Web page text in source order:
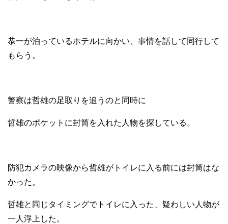
恭一が泊っているホテルに向かい、事情を話して同行して
もらう。
警察は哲雄の足取りを追うのと同時に
哲雄のポケットに封筒を入れた人物を探している。
防犯カメラの映像から哲雄がトイレに入る前には封筒はな
かった。
哲雄と同じタイミングでトイレに入った、疑わしい人物が
一人浮上した。